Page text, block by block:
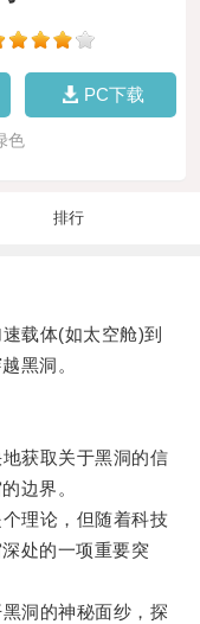
PC下载
色
排行
载体(如太空舱)到
黑洞。
获取关于黑洞的信
边界。
理论，但随着科技
处的一项重要突
洞的神秘面纱，探